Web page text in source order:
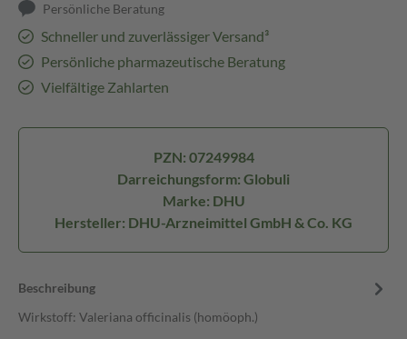
Persönliche Beratung
Schneller und zuverlässiger Versand³
Persönliche pharmazeutische Beratung
Vielfältige Zahlarten
PZN: 07249984
Darreichungsform: Globuli
Marke: DHU
Hersteller: DHU-Arzneimittel GmbH & Co. KG
Beschreibung
Wirkstoff: Valeriana officinalis (homöoph.)